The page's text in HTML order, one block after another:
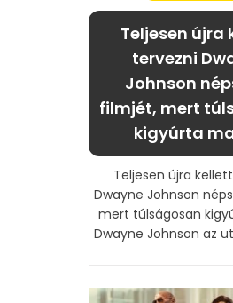
Teljesen újra
tervezni
Johnson
filmjét, mert
kigyúrta
Teljesen újra
Dwayne Johnson
mert túlságosan
Dwayne Johnson az